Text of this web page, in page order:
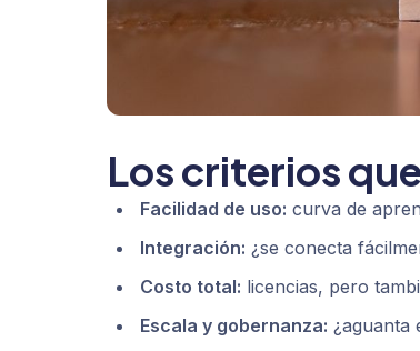
Los criterios
Facilidad de uso: curva de
Integración: ¿se conecta
Costo total: licencias, pero
Escala y gobernanza: ¿aguanta